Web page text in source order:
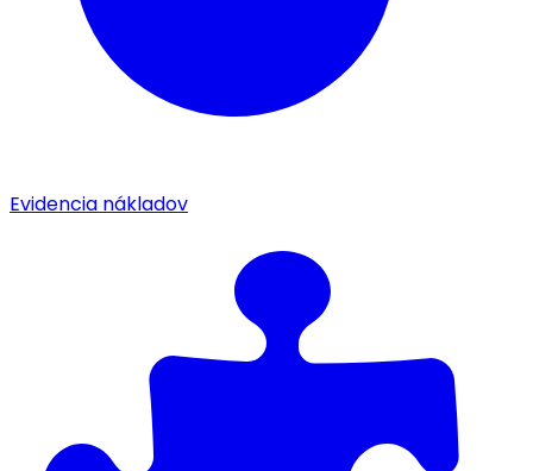
Evidencia nákladov